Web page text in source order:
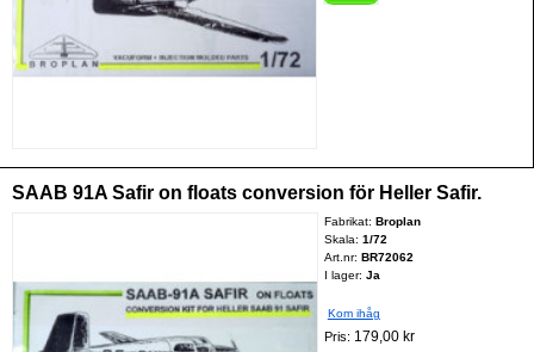
SAAB 91A Safir on floats conversion för Heller Safir.
Fabrikat: Broplan
Skala: 1/72
Art.nr: BR72062
I lager: Ja
Kom ihåg
Pris: 179,00 kr